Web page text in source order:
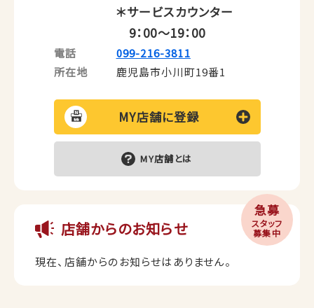
＊サービスカウンター
9：00～19：00
電話
099-216-3811
所在地
鹿児島市小川町19番1
MY店舗に登録
MY店舗とは
店舗からのお知らせ
急募
スタッフ
募集中
現在、店舗からのお知らせはありません。